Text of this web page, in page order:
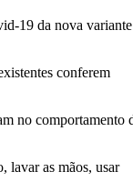
19 da nova variante
conferem
no comportamento
lavar as mãos, usar